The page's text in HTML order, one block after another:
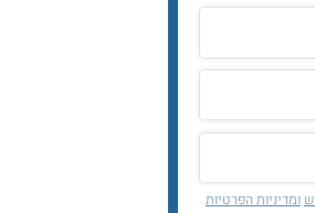
ומדיניות הפרטיות